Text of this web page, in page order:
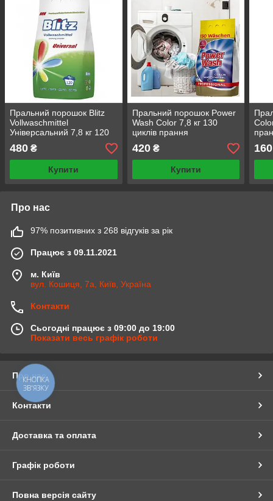
Пральний порошок Blitz
Vollwaschmittel
Універсальний 7,8 кг 120
циклів прання миючі
засоби для прання
480 ₴
Купити
Пральний порошок Power
Wash Color 7,8 кг 130
циклів прання
420₴
Купити
160
Про нас
97% позитивних з 268 відгуків за рік
Працює з 09.11.2021
м. Київ
вул. Кошиця, 7а, Київ, Україна
Контакти
Сьогодні працює з 09:00 до 19:00
Показати весь графік роботи
Про нас
Контакти
Доставка та оплата
Графік роботи
Повна версія сайту
КНОПКА
ЗВ'ЯЗКУ